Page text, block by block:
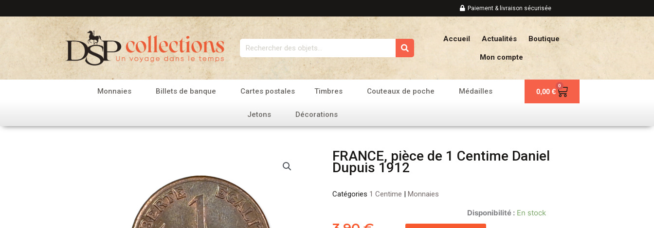
au
contenu
Paiement & livraison sécurisée
Rechercher
Accueil Actualités Boutique
Mon compte
Monnaies Billets de banque Cartes postales Timbres Couteaux de poche Médailles
Jetons Décorations
0,00 €
0
Panier
FRANCE, pièce de 1 Centime Daniel
Dupuis 1912
Catégories 1 Centime | Monnaies
Disponibilité : En stock
de